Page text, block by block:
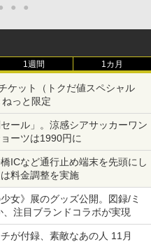
● ●
1週間 1カ月
ケット（トクだ値スペシャル
っと限定
ール」。涼感シアサッカーワン
ーツは1990円に
ICなど通行止め端末を先頭にし
料金調整を実施
女》展のグッズ公開。図録/ミ
注目ブランドコラボが実現
が付録、素敵なあの人 11月